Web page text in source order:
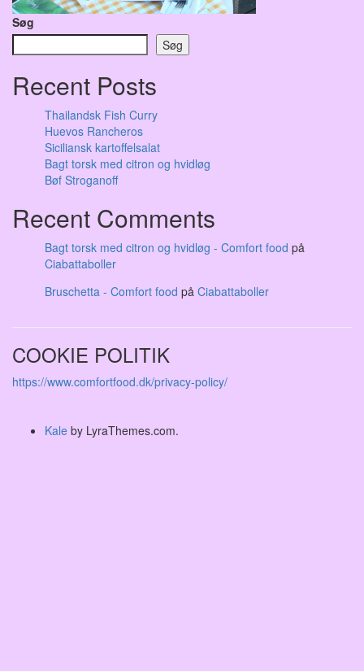
Søg
Søg
Recent Posts
Thailandsk Fish Curry
Huevos Rancheros
Siciliansk kartoffelsalat
Bagt torsk med citron og hvidløg
Bøf Stroganoff
Recent Comments
Bagt torsk med citron og hvidløg - Comfort food på
Ciabattaboller
Bruschetta - Comfort food på Ciabattaboller
COOKIE POLITIK
https://www.comfortfood.dk/privacy-policy/
Kale by LyraThemes.com.